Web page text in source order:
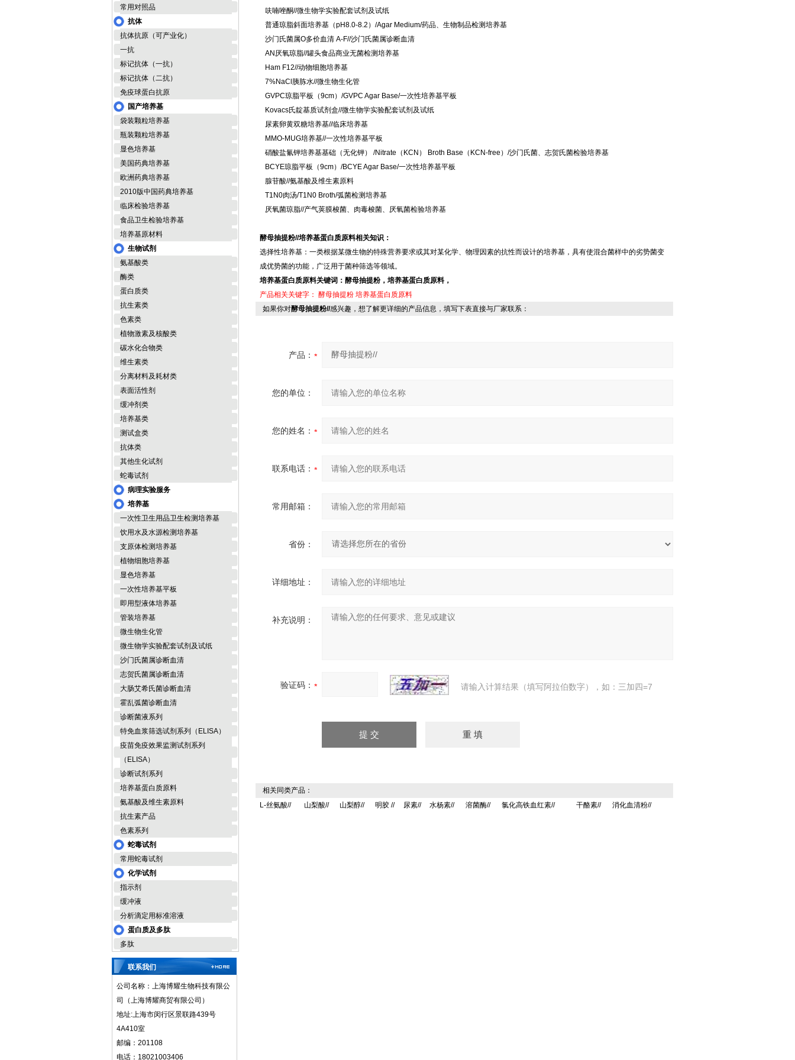
常用对照品
抗体
抗体抗原（可产业化）
一抗
标记抗体（一抗）
标记抗体（二抗）
免疫球蛋白抗原
国产培养基
袋装颗粒培养基
瓶装颗粒培养基
显色培养基
美国药典培养基
欧洲药典培养基
2010版中国药典培养基
临床检验培养基
食品卫生检验培养基
培养基原材料
生物试剂
氨基酸类
酶类
蛋白质类
抗生素类
色素类
植物激素及核酸类
碳水化合物类
维生素类
分离材料及耗材类
表面活性剂
缓冲剂类
培养基类
测试盒类
抗体类
其他生化试剂
蛇毒试剂
病理实验服务
培养基
一次性卫生用品卫生检测培养基
饮用水及水源检测培养基
支原体检测培养基
植物细胞培养基
显色培养基
一次性培养基平板
即用型液体培养基
管装培养基
微生物生化管
微生物学实验配套试剂及试纸
沙门氏菌属诊断血清
志贺氏菌属诊断血清
大肠艾希氏菌诊断血清
霍乱弧菌诊断血清
诊断菌液系列
特免血浆筛选试剂系列（ELISA）
疫苗免疫效果监测试剂系列
（ELISA）
诊断试剂系列
培养基蛋白质原料
氨基酸及维生素原料
抗生素产品
色素系列
蛇毒试剂
常用蛇毒试剂
化学试剂
指示剂
缓冲液
分析滴定用标准溶液
蛋白质及多肽
多肽
联系我们
公司名称：上海博耀生物科技有限公
司（上海博耀商贸有限公司）
地址:上海市闵行区景联路439号
4A410室
邮编：201108
电话：18021003406
呋喃唑酮//微生物学实验配套试剂及试纸
普通琼脂斜面培养基（pH8.0-8.2）/Agar Medium/药品、生物制品检测培养基
沙门氏菌属O多价血清 A-F//沙门氏菌属诊断血清
AN厌氧琼脂//罐头食品商业无菌检测培养基
Ham F12//动物细胞培养基
7%NaCl胰胨水//微生物生化管
GVPC琼脂平板（9cm）/GVPC Agar Base/一次性培养基平板
Kovacs氏靛基质试剂盒//微生物学实验配套试剂及试纸
尿素卵黄双糖培养基//临床培养基
MMO-MUG培养基//一次性培养基平板
硝酸盐氰钾培养基基础（无化钾） /Nitrate（KCN） Broth Base（KCN-free）/沙门氏菌、志贺氏菌检验培养基
BCYE琼脂平板（9cm）/BCYE Agar Base/一次性培养基平板
腺苷酸//氨基酸及维生素原料
T1N0肉汤/T1N0 Broth/弧菌检测培养基
厌氧菌琼脂//产气荚膜梭菌、肉毒梭菌、厌氧菌检验培养基
酵母抽提粉//培养基蛋白质原料相关知识：
选择性培养基：一类根据某微生物的特殊营养要求或其对某化学、物理因素的抗性而设计的培养基，具有使混合菌样中的劣势菌变
成优势菌的功能，广泛用于菌种筛选等领域。
培养基蛋白质原料关键词：酵母抽提粉，培养基蛋白质原料，
产品相关关键字： 酵母抽提粉 培养基蛋白质原料
如果你对酵母抽提粉//感兴趣，想了解更详细的产品信息，填写下表直接与厂家联系：
产品：
您的单位：
您的姓名：
联系电话：
常用邮箱：
省份：
详细地址：
补充说明：
验证码： 请输入计算结果（填写阿拉伯数字），如：三加四=7
相关同类产品：
L-丝氨酸//
山梨酸// 山梨醇// 明胶 // 尿素// 水杨素// 溶菌酶// 氯化高铁血红素// 干酪素// 消化血清粉//